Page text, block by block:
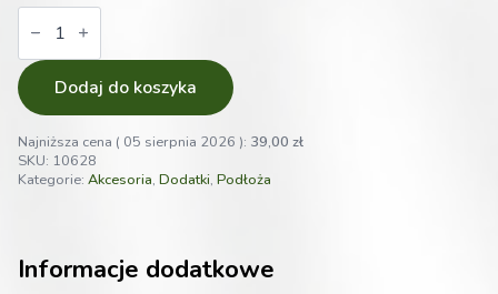
ilość
Orchiata
9–
12
mm
5L
–
Premium
podłoże
do
sosny
Pinus
Dodaj do koszyka
Najniższa cena ( 05 sierpnia 2026 ): 39,00 zł
SKU: 10628
Kategorie: Akcesoria, Dodatki, Podłoża
Informacje dodatkowe